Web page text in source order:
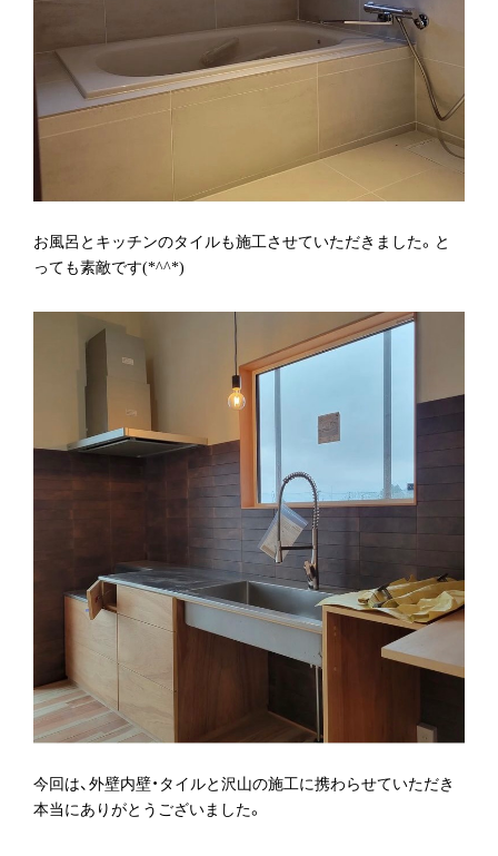
お風呂とキッチンのタイルも施工させていただきました。と
っても素敵です(*^^*)
今回は、外壁内壁・タイルと沢山の施工に携わらせていただき
本当にありがとうございました。